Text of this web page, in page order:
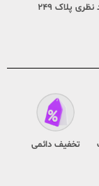
تخفیف دائمی